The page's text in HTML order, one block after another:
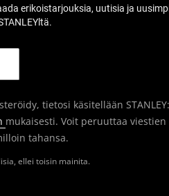
ellei toisin mainita.
erikoistarjouksia, uutisia ja
tietosi käsitellään
mukaisesti. Voit peruuttaa viestien
tahansa.